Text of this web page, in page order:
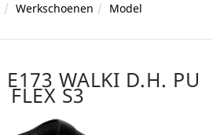
Werkschoenen
Model
E173 WALKI D.H. PU
FLEX S3